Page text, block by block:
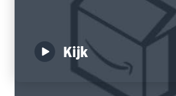
Kijk